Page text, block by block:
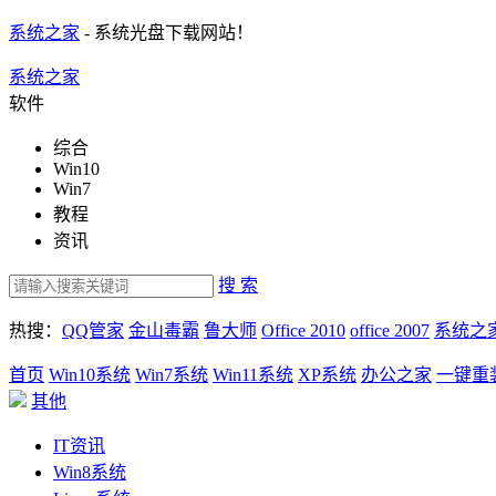
系统之家 - 系统光盘下载网站！
系统之家
软件
综合
Win10
Win7
教程
资讯
搜 索
热搜： QQ管家 金山毒霸 鲁大师 Office 2010 office 2007 系统之
首页 Win10系统 Win7系统 Win11系统 XP系统 办公之家 一键重
其他
IT资讯
Win8系统